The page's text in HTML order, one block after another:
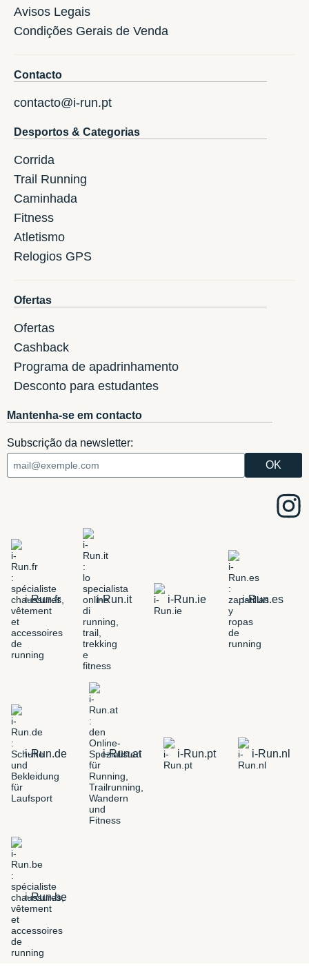
Avisos Legais
Condições Gerais de Venda
Contacto
contacto@i-run.pt
Desportos & Categorias
Corrida
Trail Running
Caminhada
Fitness
Atletismo
Relogios GPS
Ofertas
Ofertas
Cashback
Programa de apadrinhamento
Desconto para estudantes
Mantenha-se em contacto
Subscrição da newsletter:
i-Run.fr i-Run.it i-Run.ie i-Run.es
i-Run.de i-Run.at i-Run.pt i-Run.nl
i-Run.be